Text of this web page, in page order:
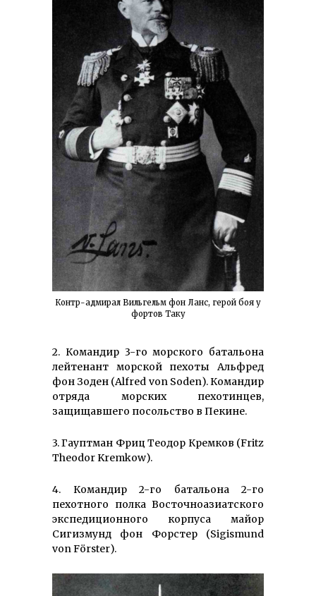
Контр-адмирал Вильгельм фон Ланс, герой боя у
фортов Таку
2. Командир 3-го морского батальона
лейтенант морской пехоты Альфред
фон Зоден (Alfred von Soden). Командир
отряда морских пехотинцев,
защищавшего посольство в Пекине.
3. Гауптман Фриц Теодор Кремков (Fritz
Theodor Kremkow).
4. Командир 2-го батальона 2-го
пехотного полка Восточноазиатского
экспедиционного корпуса майор
Сигизмунд фон Форстер (Sigismund
von Förster).